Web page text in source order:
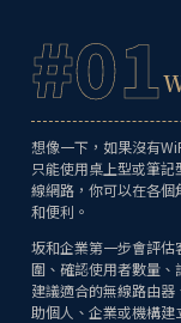
#01
想像一下，如果沒有
只能使用桌上型或筆
線網路，你可以在各
和便利。
坂和企業第一步會評
圍、確認使用者數量
建議適合的無線路由
助個人、企業或機構建